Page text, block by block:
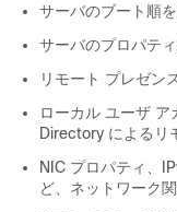
サーバのブート順
サーバのプロパテ
リモート プレゼン
ローカル ユーザ
Directory によるリ
NIC プロパティ、
ど、ネットワーク